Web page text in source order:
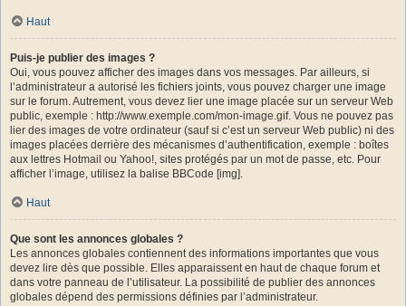
Haut
Puis-je publier des images ?
Oui, vous pouvez afficher des images dans vos messages. Par ailleurs, si
l’administrateur a autorisé les fichiers joints, vous pouvez charger une image
sur le forum. Autrement, vous devez lier une image placée sur un serveur Web
public, exemple : http://www.exemple.com/mon-image.gif. Vous ne pouvez pas
lier des images de votre ordinateur (sauf si c’est un serveur Web public) ni des
images placées derrière des mécanismes d’authentification, exemple : boîtes
aux lettres Hotmail ou Yahoo!, sites protégés par un mot de passe, etc. Pour
afficher l’image, utilisez la balise BBCode [img].
Haut
Que sont les annonces globales ?
Les annonces globales contiennent des informations importantes que vous
devez lire dès que possible. Elles apparaissent en haut de chaque forum et
dans votre panneau de l’utilisateur. La possibilité de publier des annonces
globales dépend des permissions définies par l’administrateur.